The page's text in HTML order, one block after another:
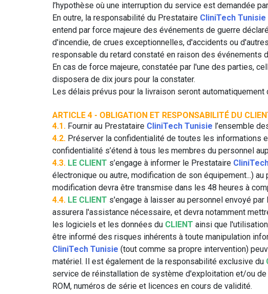
l’hypothèse où une interruption du service est demandée
En outre, la responsabilité du Prestataire CliniTech Tunisie
entend par force majeure des événements de guerre
d'incendie, de crues exceptionnelles, d'accidents ou
responsable du retard constaté en raison des événements
En cas de force majeure, constatée par l'une des parties,
disposera de dix jours pour la constater.
Les délais prévus pour la livraison seront
ARTICLE 4 - OBLIGATION ET RESPONSABILITÉ DU
4.1. Fournir au Prestataire CliniTech Tunisie l’ensemble
4.2. Préserver la confidentialité de toutes les informations
confidentialité s’étend à tous les membres du personnel
4.3. LE CLIENT s’engage à informer le Prestataire
électronique ou autre, modification de son équipement...)
modification devra être transmise dans les 48 heures à
4.4. LE CLIENT s'engage à laisser au personnel envoyé
assurera l'assistance nécessaire, et devra notamment
les logiciels et les données du CLIENT ainsi que
être informé des risques inhérents à toute manipulation
CliniTech Tunisie (tout comme sa propre intervention)
matériel. Il est également de la responsabilité exclusive du
service de réinstallation de système d'exploitation et/ou
ROM, numéros de série et licences en cours de validité.